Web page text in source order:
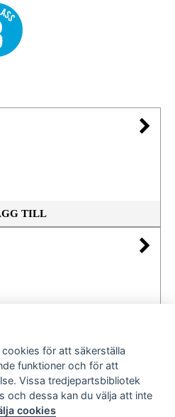
TILL
cookies för att säkerställa
funktioner och för att
Vissa tredjepartsbibliotek
och dessa kan du välja att inte
cookies